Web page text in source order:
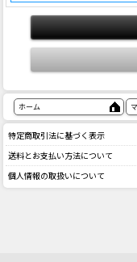
ホーム
特定商取引法に基づく表示
送料とお支払い方法について
個人情報の取扱いについて